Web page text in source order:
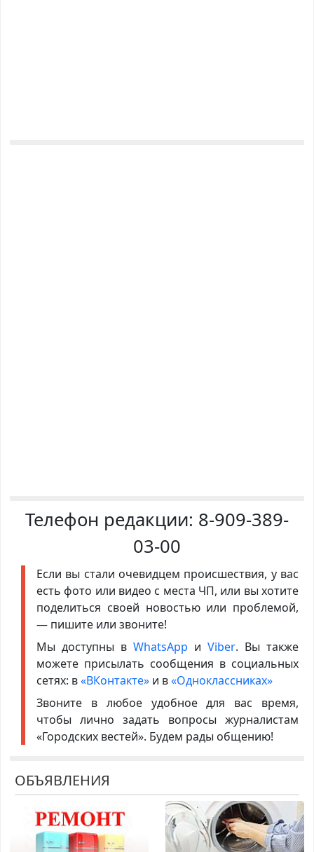
Телефон редакции: 8-909-389-
03-00
Если вы стали очевидцем происшествия, у вас
есть фото или видео с места ЧП, или вы хотите
поделиться своей новостью или проблемой,
— пишите или звоните!
Мы доступны в WhatsApp иViber. Вы также
можете присылать сообщения в социальных
сетях: в«ВКонтакте»и в«Одноклассниках»
Звоните в любое удобное для вас время,
чтобы лично задать вопросы журналистам
«Городских вестей». Будем рады общению!
ОБЪЯВЛЕНИЯ